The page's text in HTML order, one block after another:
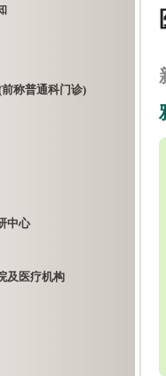
称普通科门诊)
中心
及医疗机构